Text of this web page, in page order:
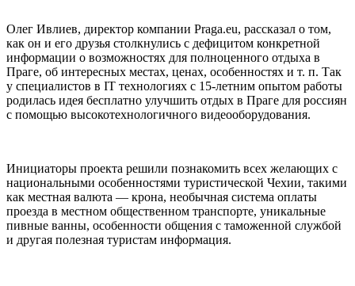
Олег Ивлиев, директор компании Praga.eu, рассказал о том,
как он и его друзья столкнулись с дефицитом конкретной
информации о возможностях для полноценного отдыха в
Праге, об интересных местах, ценах, особенностях и т. п. Так
у специалистов в IT технологиях с 15-летним опытом работы
родилась идея бесплатно улучшить отдых в Праге для россиян
с помощью высокотехнологичного видеооборудования.
Инициаторы проекта решили познакомить всех желающих с
национальными особенностями туристической Чехии, такими
как местная валюта — крона, необычная система оплаты
проезда в местном общественном транспорте, уникальные
пивные ванны, особенности общения с таможенной службой
и другая полезная туристам информация.